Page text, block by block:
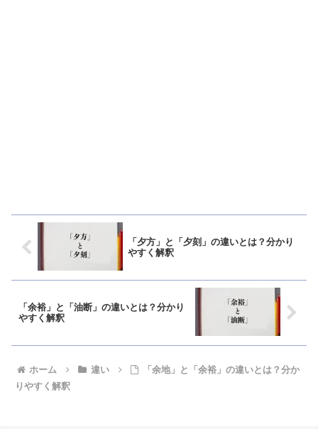
「夕方」と「夕刻」の違いとは？分かり
やすく解釈
「余裕」と「油断」の違いとは？分かり
やすく解釈
ホーム 違い
「余地」と「余裕」の違いとは？分か
りやすく解釈